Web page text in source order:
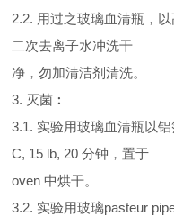
2.2. 用过之玻璃血清瓶，
二次去离子水冲洗干
净，勿加清洁剂清洗。
3. 灭菌︰
3.1. 实验用玻璃血清瓶以
C, 15 lb, 20 分钟，置于
oven 中烘干。
3.2. 实验用玻璃pasteur